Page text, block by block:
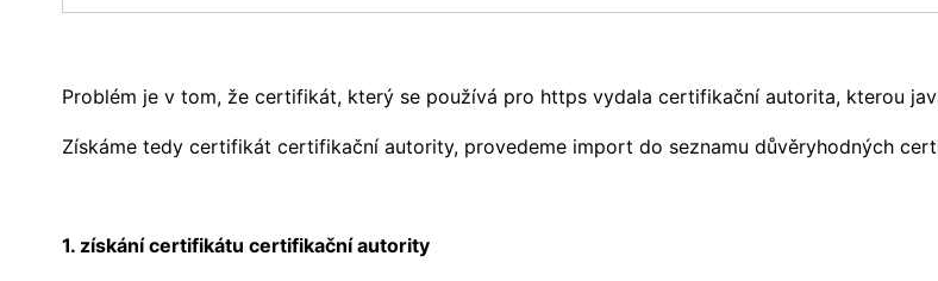
Problém je v tom, že certifikát, který se používá pro https vydala certifikační autorita, kterou
Získáme tedy certifikát certifikační autority, provedeme import do seznamu důvěryhodných
1. získání certifikátu certifikační autority